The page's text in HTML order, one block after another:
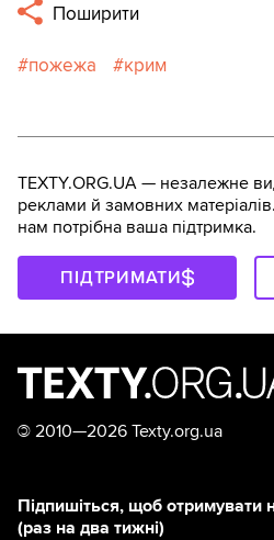
Поширити
пожежа крим
TEXTY.ORG.UA — незалежне
реклами й замовних
нам потрібна ваша підтримка.
ПІДТРИМАТИ
© 2010—2026 Texty.org.ua
Підпишіться, щоб отримувати
(раз на два тижні)